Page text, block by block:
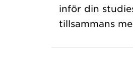
inför din
tillsammans